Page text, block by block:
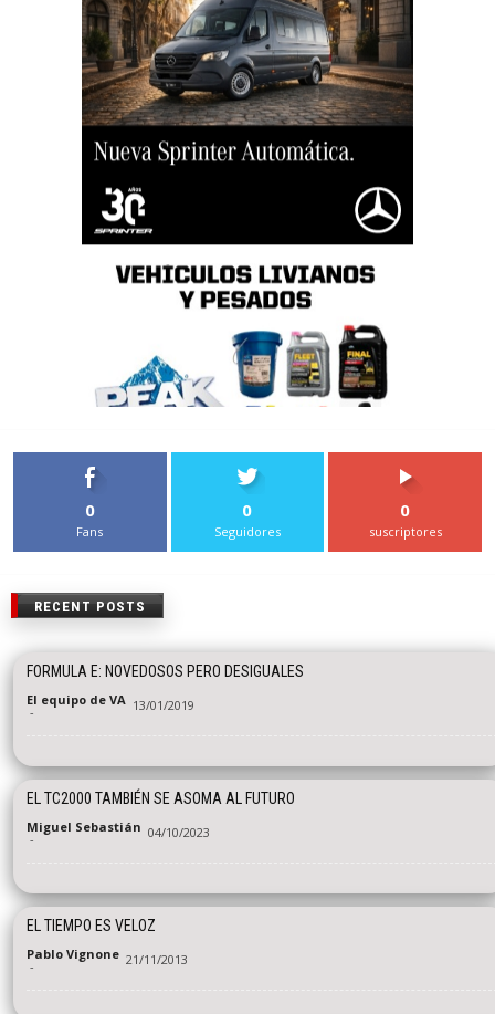
0
Fans
0
Seguidores
0
suscriptores
RECENT POSTS
FORMULA E: NOVEDOSOS PERO DESIGUALES
El equipo de VA
- 13/01/2019
EL TC2000 TAMBIÉN SE ASOMA AL FUTURO
Miguel Sebastián
- 04/10/2023
EL TIEMPO ES VELOZ
Pablo Vignone
- 21/11/2013